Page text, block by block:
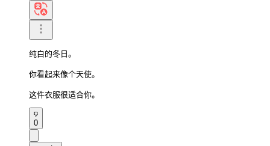
纯白的冬日。
你看起来像个天使。
这件衣服很适合你。
0